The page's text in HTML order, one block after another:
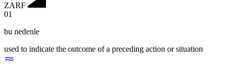
ZARF
01
bu nedenle
used to indicate the outcome of a preceding action or situation